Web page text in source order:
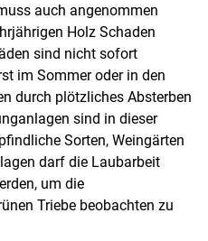
auch angenommen
Holz Schaden
sind nicht sofort
im Sommer oder in den
durch plötzliches Absterben
sind in dieser
Sorten, Weingärten
darf die Laubarbeit
um die
Triebe beobachten zu